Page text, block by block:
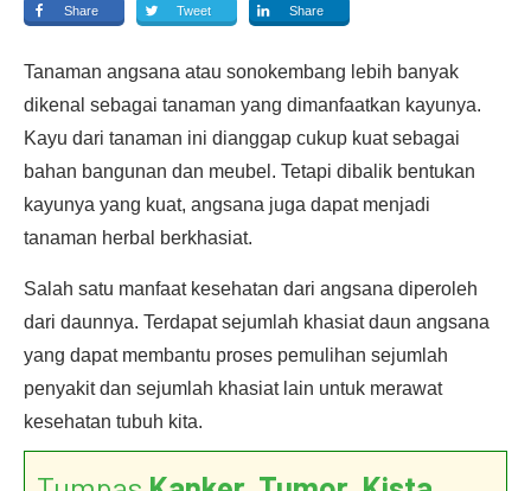
Share Tweet Share
Tanaman angsana atau sonokembang lebih banyak
dikenal sebagai tanaman yang dimanfaatkan kayunya.
Kayu dari tanaman ini dianggap cukup kuat sebagai
bahan bangunan dan meubel. Tetapi dibalik bentukan
kayunya yang kuat, angsana juga dapat menjadi
tanaman herbal berkhasiat.
Salah satu manfaat kesehatan dari angsana diperoleh
dari daunnya. Terdapat sejumlah khasiat daun angsana
yang dapat membantu proses pemulihan sejumlah
penyakit dan sejumlah khasiat lain untuk merawat
kesehatan tubuh kita.